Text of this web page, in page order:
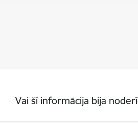
Vai šī informācija bija